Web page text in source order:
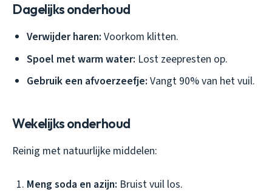
Dagelijks onderhoud
Verwijder haren: Voorkom klitten.
Spoel met warm water: Lost zeepresten op.
Gebruik een afvoerzeefje: Vangt 90% van het vuil.
Wekelijks onderhoud
Reinig met natuurlijke middelen:
Meng soda en azijn: Bruist vuil los.